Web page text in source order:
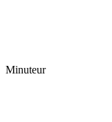
Minuteur